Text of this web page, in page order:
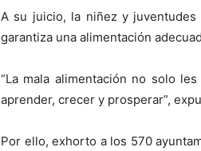
A su juicio, la niñez y
garantiza una alimentación
“La mala alimentación no solo
aprender, crecer y prosperar”,
Por ello, exhorto a los 570